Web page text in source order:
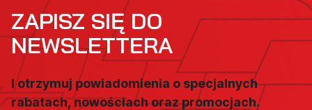
ZAPISZ SIĘ DO
NEWSLETTERA
I otrzymuj powiadomienia o specjalnych
rabatach, nowościach oraz promocjach.